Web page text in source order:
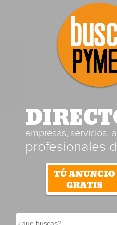
empresas, servicios,
profesionales